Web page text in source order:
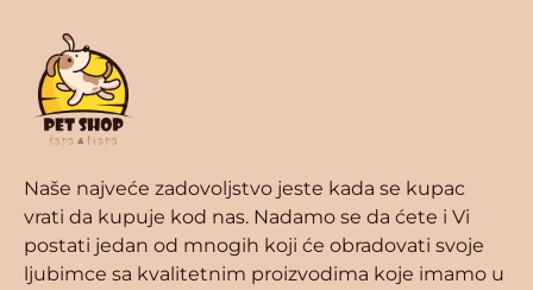
Naše najveće zadovoljstvo jeste kada se kupac
vrati da kupuje kod nas. Nadamo se da ćete i Vi
postati jedan od mnogih koji će obradovati svoje
ljubimce sa kvalitetnim proizvodima koje imamo u